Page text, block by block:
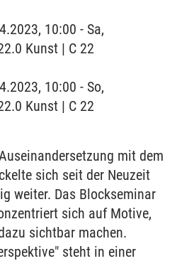
10:00 - Sa,
Kunst | C 22
10:00 - So,
Kunst | C 22
mit dem
sich seit der Neuzeit
weiter. Das Blockseminar
sich auf Motive,
sichtbar machen.
steht in einer